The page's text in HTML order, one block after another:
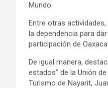
Mundo.
Entre otras
la dependencia para
participación de
De igual manera,
estados” de la Unión
Turismo de Nayarit,